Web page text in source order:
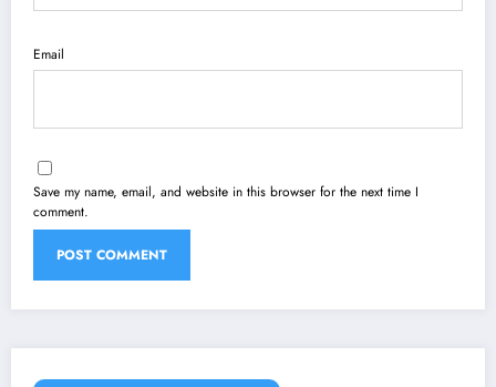
Email
Save my name, email, and website in this browser for the next time I
comment.